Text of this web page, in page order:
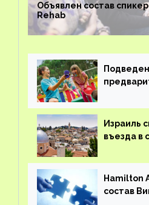
Объявлен состав
Rehab
Израиль
въезда в
Hamilton
состав